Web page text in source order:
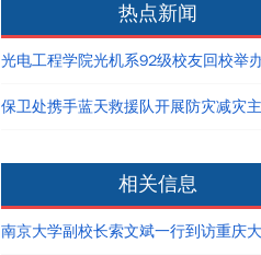
热点新闻
相关信息